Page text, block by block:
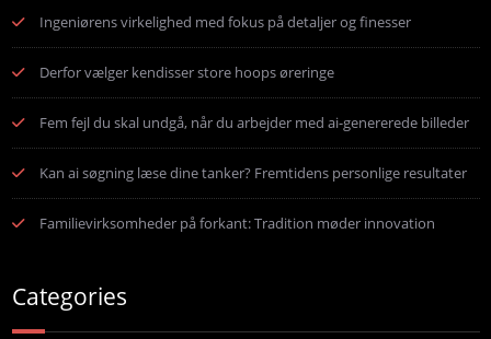
Ingeniørens virkelighed med fokus på detaljer og finesser
Derfor vælger kendisser store hoops øreringe
Fem fejl du skal undgå, når du arbejder med ai-genererede billeder
Kan ai søgning læse dine tanker? Fremtidens personlige resultater
Familievirksomheder på forkant: Tradition møder innovation
Categories